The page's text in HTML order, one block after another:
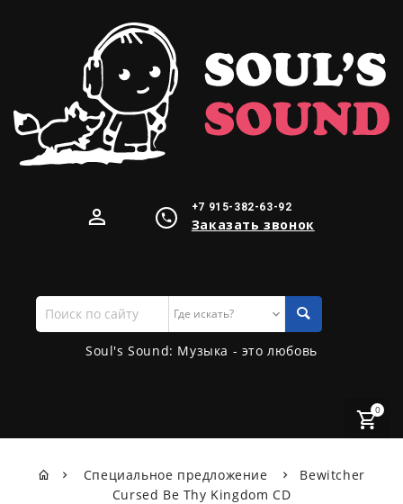
+7 915-382-63-92
Заказать звонок
Поиск
по
сайту
Soul's Sound: Музыка - это любовь
0
Специальное предложение
Bewitcher
Cursed Be Thy Kingdom CD